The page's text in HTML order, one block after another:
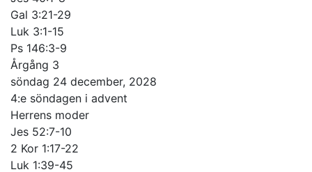
Gal 3:21-29
Luk 3:1-15
Ps 146:3-9
Årgång 3
söndag 24 december, 2028
4:e söndagen i advent
Herrens moder
Jes 52:7-10
2 Kor 1:17-22
Luk 1:39-45